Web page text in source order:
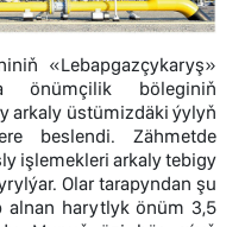
«Lebapgazçykaryş»
önümçilik böleginiň
arkaly üstümizdäki ýylyň
beslendi. Zähmetde
işlemekleri arkaly tebigy
Olar tarapyndan şu
alnan harytlyk önüm 3,5